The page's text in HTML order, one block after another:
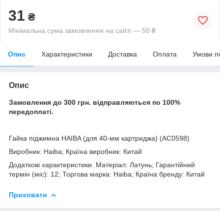
31 ₴
Мінімальна сума замовлення на сайті — 50 ₴
Опис Характеристики Доставка Оплата Умови
Опис
Замовлення до 300 грн. відправляються по 100%
передоплаті.
Гайка піджимна HAIBA (для 40-мм картриджа) (AC0598)
Виробник: Haiba; Країна виробник: Китай
Додаткові характеристики. Матеріал: Латунь; Гарантійний
термін (міс): 12; Торгова марка: Haiba; Країна бренду: Китай
Приховати